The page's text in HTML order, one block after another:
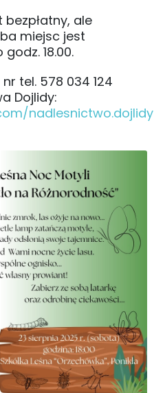
bezpłatny, ale
miejsc jest
18.00.
tel. 578 034 124
Dojlidy: